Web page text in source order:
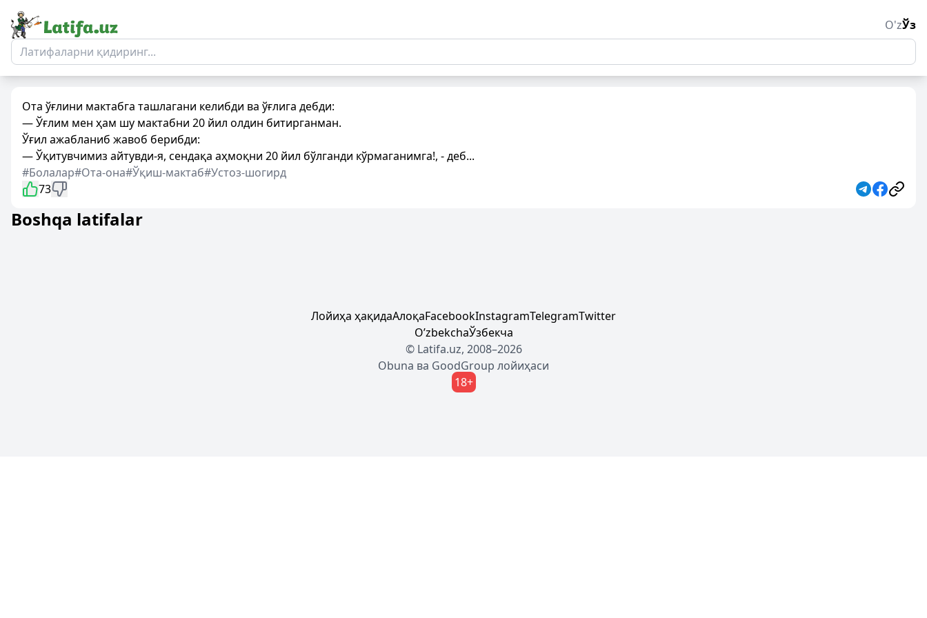
O'zЎз
Ота ўғлини мактабга ташлагани келибди ва ўғлига дебди:
— Ўғлим мен ҳам шу мактабни 20 йил олдин битирганман.
Ўғил ажабланиб жавоб берибди:
— Ўқитувчимиз айтувди-я, сендақа аҳмоқни 20 йил бўлганди кўрмаганимга!, - деб...
#Болалар#Ота-она#Ўқиш-мактаб#Устоз-шогирд
73
Boshqa latifalar
Лойиҳа ҳақидаАлоқаFacebookInstagramTelegramTwitter
OʼzbekchaЎзбекча
© Latifa.uz, 2008–2026
Obuna ва GoodGroup лойиҳаси
18+